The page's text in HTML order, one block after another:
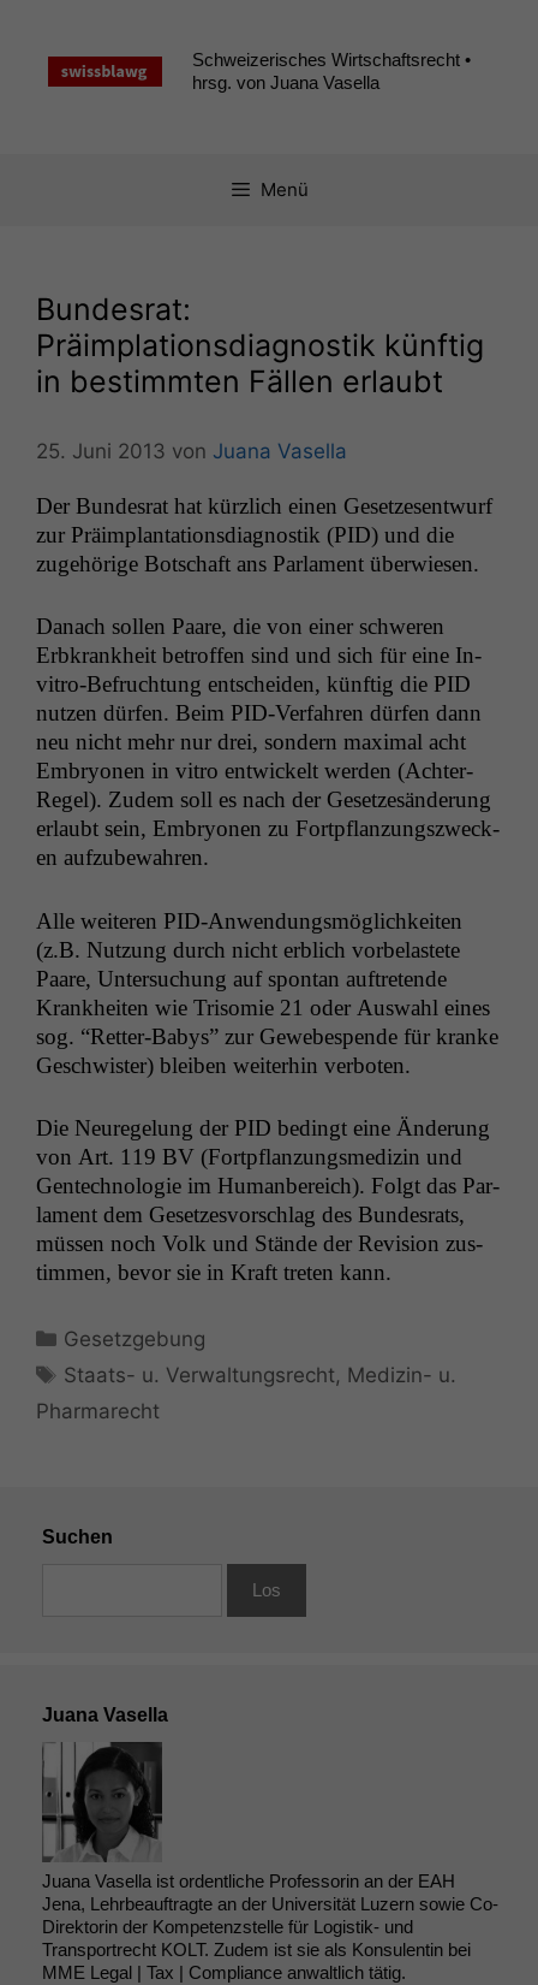
springen
Schweizerisches Wirtschaftsrecht •
hrsg. von Juana Vasella
Menü
Bundesrat:
Präimplationsdiagnostik künftig
in bestimmten Fällen erlaubt
25. Juni 2013 von Juana Vasella
Der Bun­desrat hat kür­zlich einen Geset­ze­sen­twurf
zur Präim­plan­ta­tions­di­ag­nos­tik (PID) und die
zuge­hörige Botschaft ans Par­la­ment überwiesen.
Danach sollen Paare, die von ein­er schw­eren
Erbkrankheit betrof­fen sind und sich für eine In-
vit­ro-Befruch­tung entschei­den, kün­ftig die PID
nutzen dür­fen. Beim PID-Ver­fahren dür­fen dann
neu nicht mehr nur drei, son­dern max­i­mal acht
Embry­onen in vit­ro entwick­elt wer­den (Achter-
Regel). Zudem soll es nach der Geset­zesän­derung
erlaubt sein, Embry­onen zu Fortpflanzungszweck­
en aufzubewahren.
Alle weit­eren PID-Anwen­dungsmöglichkeit­en
(z.B. Nutzung durch nicht erblich vor­be­lastete
Paare, Unter­suchung auf spon­tan auftre­tende
Krankheit­en wie Tri­somie 21 oder Auswahl eines
sog. “Ret­ter-Babys” zur Gewebe­spende für kranke
Geschwis­ter) bleiben weit­er­hin verboten.
Die Neuregelung der PID bed­ingt eine Änderung
von Art. 119 BV (Fortpflanzungsmedi­zin und
Gen­tech­nolo­gie im Human­bere­ich). Fol­gt das Par­
la­ment dem Geset­zesvorschlag des Bun­desrats,
müssen noch Volk und Stände der Revi­sion zus­
tim­men, bevor sie in Kraft treten kann.
Kategorien
Gesetzgebung
Schlagwörter
Staats- u. Verwaltungsrecht, Medizin- u.
Pharmarecht
Suchen
Juana Vasella
Juana Vasella ist ordentliche Professorin an der EAH
Jena, Lehrbeauftragte an der Universität Luzern sowie Co-
Direktorin der Kompetenzstelle für Logistik- und
Transportrecht KOLT. Zudem ist sie als Konsulentin bei
MME Legal | Tax | Compliance anwaltlich tätig.